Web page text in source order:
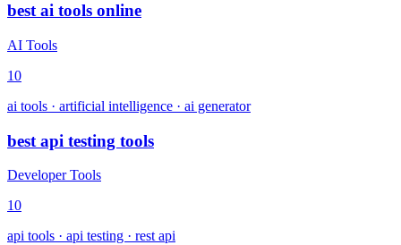
best ai tools online
AI Tools
10
ai tools · artificial intelligence · ai generator
best api testing tools
Developer Tools
10
api tools · api testing · rest api